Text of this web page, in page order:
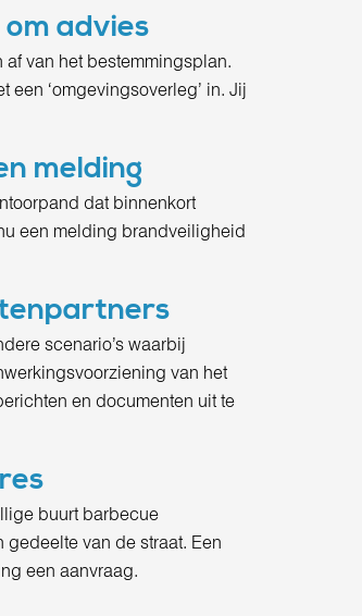
advies
van het bestemmingsplan.
een ‘omgevingsoverleg’ in. Jij
melding
dat binnenkort
een melding brandveiligheid
scenario’s waarbij
van het
en documenten uit te
buurt barbecue
van de straat. Een
een aanvraag.